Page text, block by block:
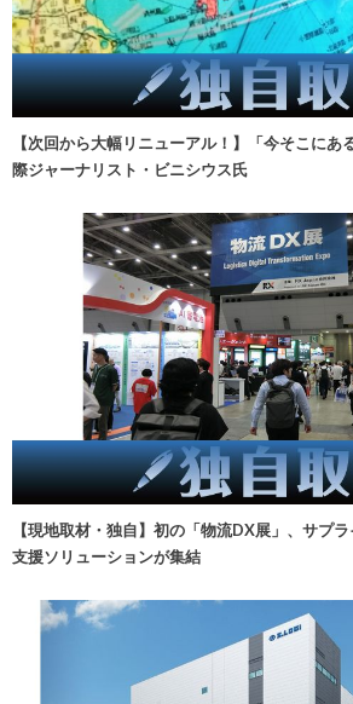
【次回から大幅リニューアル！】「今そこに
際ジャーナリスト・ビニシウス氏
【現地取材・独自】初の「物流DX展」、サプ
支援ソリューションが集結